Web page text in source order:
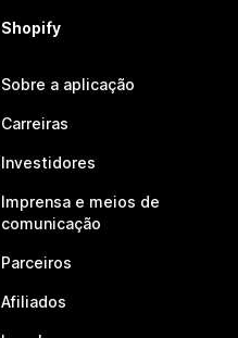
Shopify
Sobre a aplicação
Carreiras
Investidores
Imprensa e meios de
comunicação
Parceiros
Afiliados